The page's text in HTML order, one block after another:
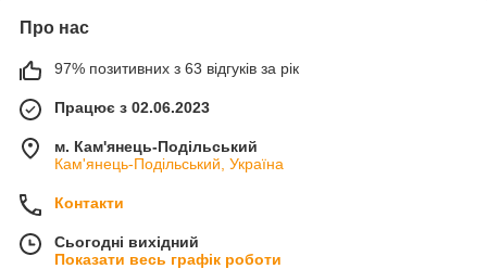
Про нас
97% позитивних з 63 відгуків за рік
Працює з 02.06.2023
м. Кам'янець-Подільський
Кам'янець-Подільський, Україна
Контакти
Сьогодні вихідний
Показати весь графік роботи